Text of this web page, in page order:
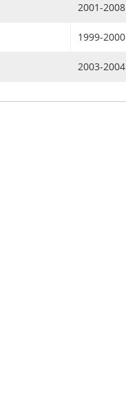
2001-2008
1999-2000
2003-2004